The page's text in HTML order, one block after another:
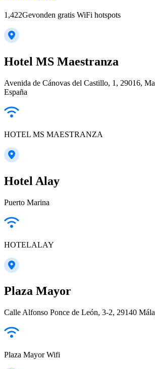
1,422Gevonden gratis WiFi hotspots
Hotel MS Maestranza
Avenida de Cánovas del Castillo, 1, 29016,
España
HOTEL MS MAESTRANZA
Hotel Alay
Puerto Marina
HOTELALAY
Plaza Mayor
Calle Alfonso Ponce de León, 3-2, 29140
Plaza Mayor Wifi